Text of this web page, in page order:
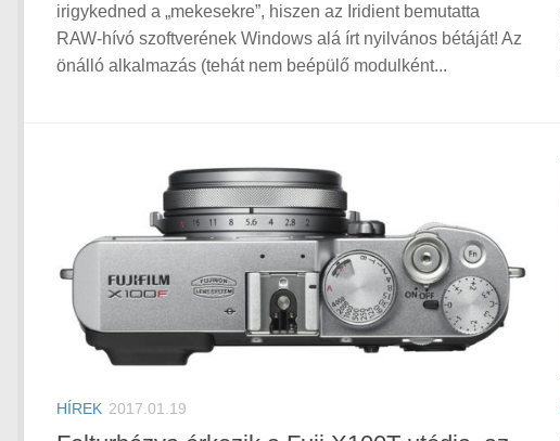
irigykedned a „mekesekre”, hiszen az Iridient bemutatta
RAW-hívó szoftverének Windows alá írt nyilvános bétáját! Az
önálló alkalmazás (tehát nem beépülő modulként...
HÍREK 2017.01.19